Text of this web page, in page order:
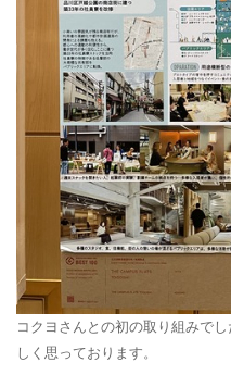
コクヨさんとの初の取り組みで
しく思っております。